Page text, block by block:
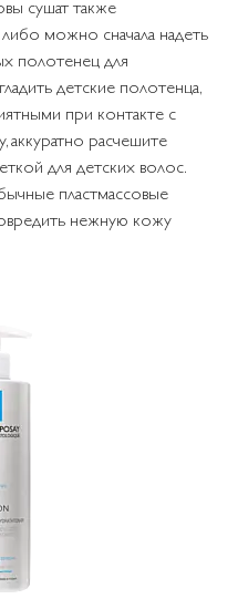
сушат также
можно сначала надеть
полотенец для
детские полотенца,
при контакте с
расчешите
для детских волос.
пластмассовые
нежную кожу